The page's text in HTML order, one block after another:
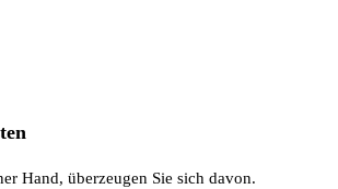
Hand, überzeugen Sie sich davon.